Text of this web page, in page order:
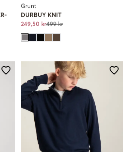
Grunt
DURBUY KNIT
249,50 kr499 kr